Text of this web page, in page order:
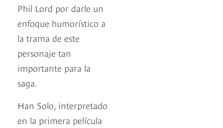
Phil Lord por darle un
enfoque humorístico a
la trama de este
personaje tan
importante para la
saga.
Han Solo, interpretado
en la primera película